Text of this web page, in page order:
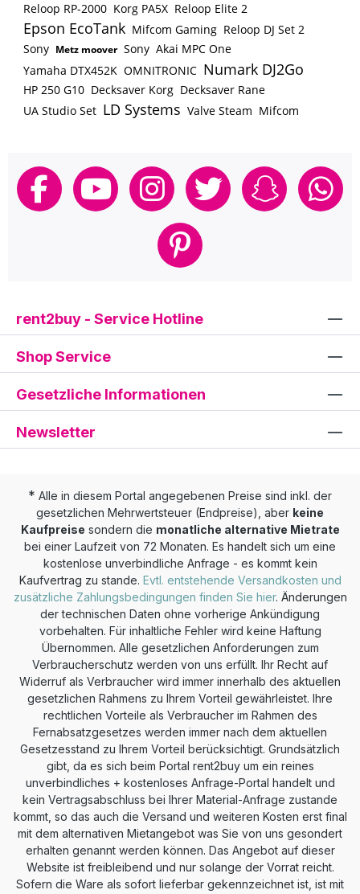
Reloop RP-2000 Korg PA5X Reloop Elite 2
Epson EcoTank Mifcom Gaming Reloop DJ Set 2
Sony Metz moover Sony Akai MPC One
Yamaha DTX452K OMNITRONIC Numark DJ2Go
HP 250 G10 Decksaver Korg Decksaver Rane
UA Studio Set LD Systems Valve Steam Mifcom
rent2buy - Service Hotline
Shop Service
Gesetzliche Informationen
Newsletter
* Alle in diesem Portal angegebenen Preise sind inkl. der
gesetzlichen Mehrwertsteuer (Endpreise), aber keine
Kaufpreise sondern die monatliche alternative Mietrate
bei einer Laufzeit von 72 Monaten. Es handelt sich um eine
kostenlose unverbindliche Anfrage - es kommt kein
Kaufvertrag zu stande. Evtl. entstehende Versandkosten und
zusätzliche Zahlungsbedingungen finden Sie hier. Änderungen
der technischen Daten ohne vorherige Ankündigung
vorbehalten. Für inhaltliche Fehler wird keine Haftung
Übernommen. Alle gesetzlichen Anforderungen zum
Verbraucherschutz werden von uns erfüllt. Ihr Recht auf
Widerruf als Verbraucher wird immer innerhalb des aktuellen
gesetzlichen Rahmens zu Ihrem Vorteil gewährleistet. Ihre
rechtlichen Vorteile als Verbraucher im Rahmen des
Fernabsatzgesetzes werden immer nach dem aktuellen
Gesetzesstand zu Ihrem Vorteil berücksichtigt. Grundsätzlich
gibt, da es sich beim Portal rent2buy um ein reines
unverbindliches + kostenloses Anfrage-Portal handelt und
kein Vertragsabschluss bei Ihrer Material-Anfrage zustande
kommt, so das auch die Versand und weiteren Kosten erst final
mit dem alternativen Mietangebot was Sie von uns gesondert
erhalten genannt werden können. Das Angebot auf dieser
Website ist freibleibend und nur solange der Vorrat reicht.
Sofern die Ware als sofort lieferbar gekennzeichnet ist, ist mit